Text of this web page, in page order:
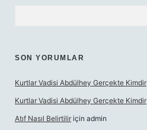
SON YORUMLAR
Kurtlar Vadisi Abdülhey Gerçekte Kimdir
Kurtlar Vadisi Abdülhey Gerçekte Kimdir
Atıf Nasıl Belirtilir için admin